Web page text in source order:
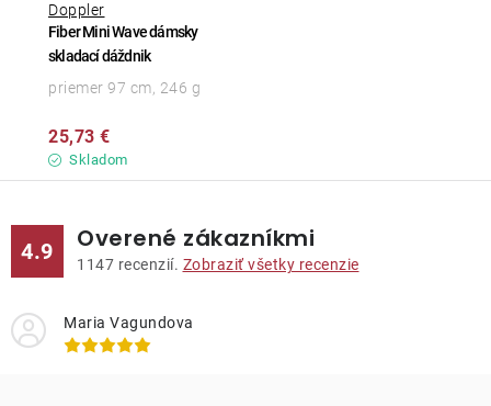
Fiber Mini Wave dámsky
skladací dáždnik
Doppler
Skladom
25,73 €
priemer 97 cm, 246 g
4.9 Overené zákazníkmi
1147 recenzií. Zobraziť všetky recenzie
Maria Vagundova